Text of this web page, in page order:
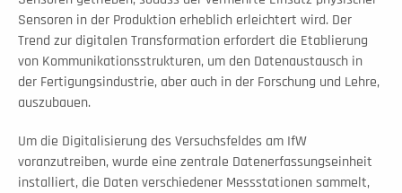
Sensoren in der Produktion erheblich erleichtert wird. Der
Trend zur digitalen Transformation erfordert die Etablierung
von Kommunikationsstrukturen, um den Datenaustausch in
der Fertigungsindustrie, aber auch in der Forschung und Lehre,
auszubauen.
Um die Digitalisierung des Versuchsfeldes am IfW
voranzutreiben, wurde eine zentrale Datenerfassungseinheit
installiert, die Daten verschiedener Messstationen sammelt,